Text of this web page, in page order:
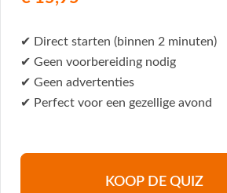
✔ Direct starten (binnen 2 minuten)
✔ Geen voorbereiding nodig
✔ Geen advertenties
✔ Perfect voor een gezellige avond
KOOP DE QUIZ